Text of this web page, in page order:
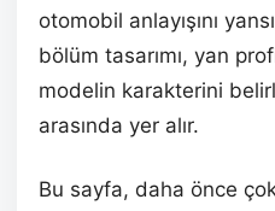
otomobil anlayışını
bölüm tasarımı, yan
modelin karakterini
arasında yer alır.
Bu sayfa, daha önce